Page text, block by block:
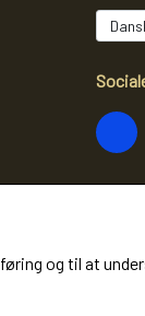
og til at